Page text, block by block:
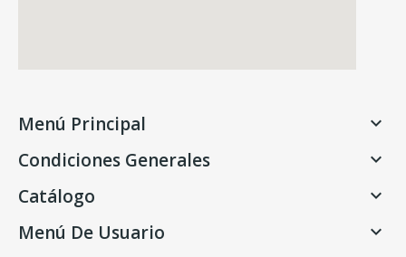
Menú Principal 
Condiciones Generales 
Catálogo 
Menú De Usuario 